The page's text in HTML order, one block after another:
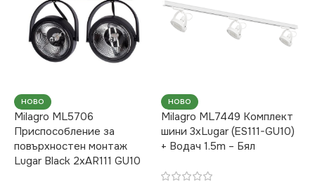
НОВО
Milagro ML5706
Приспособление за
повърхностен монтаж
Lugar Black 2xAR111 GU10
НОВО
Milagro ML7449 Комплект
шини 3xLugar (ES111-GU10)
+ Водач 1.5m – Бял